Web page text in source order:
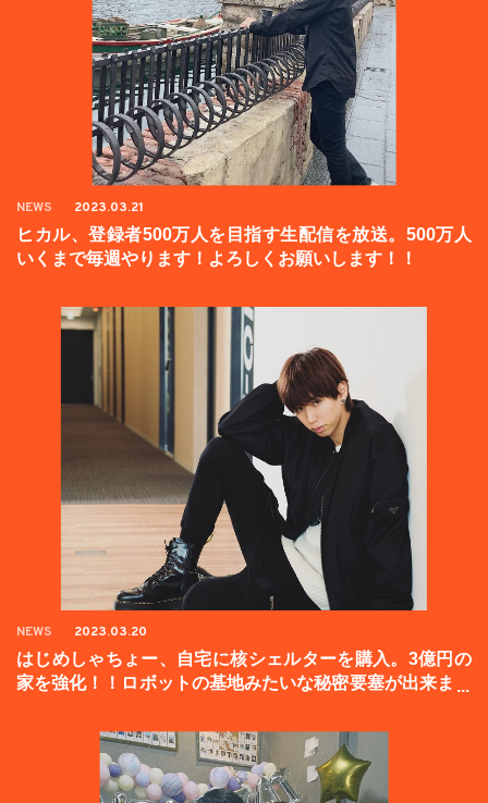
NEWS 2023.03.21
ヒカル、登録者500万人を目指す生配信を放送。500万人
いくまで毎週やります！よろしくお願いします！！
NEWS 2023.03.20
はじめしゃちょー、自宅に核シェルターを購入。3億円の
家を強化！！ロボットの基地みたいな秘密要塞が出来まし